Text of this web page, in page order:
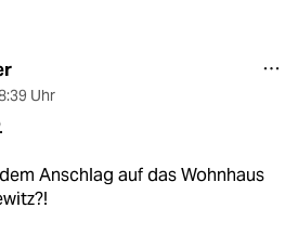
Uhr
Anschlag auf das Wohnhaus